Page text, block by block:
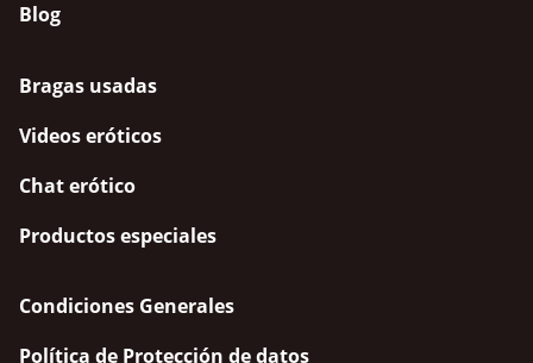
Blog
Bragas usadas
Videos eróticos
Chat erótico
Productos especiales
Condiciones Generales
Política de Protección de datos